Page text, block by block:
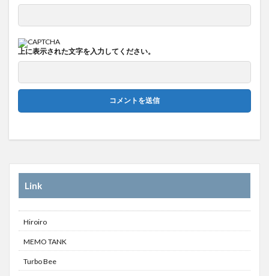
上に表示された文字を入力してください。
Link
Hiroiro
MEMO TANK
Turbo Bee